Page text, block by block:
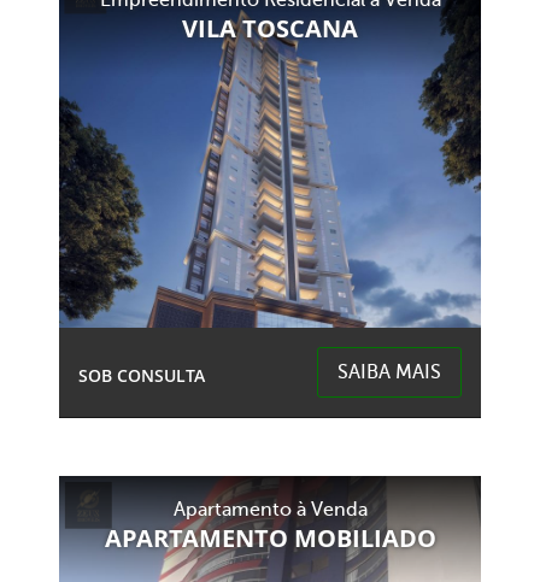
Centro (Marechal Bormann) - Chapecó
VILA TOSCANA
SOB CONSULTA SAIBA MAIS
Área Total:
2,30m²
Área Privativa:
165,66m²
Centro - Chapecó
Apartamento à Venda
APARTAMENTO MOBILIADO